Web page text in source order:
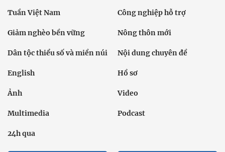
Tuần Việt Nam Công nghiệp hỗ trợ
Giảm nghèo bền vững Nông thôn mới
Dân tộc thiểu số và miền núi Nội dung chuyên đề
English Hồ sơ
Ảnh Video
Multimedia Podcast
24h qua